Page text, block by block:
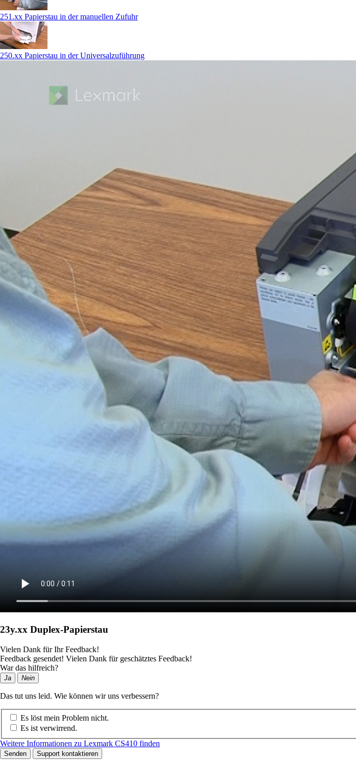
251.xx Papierstau in der manuellen Zufuhr
250.xx Papierstau in der Universalzuführung
23y.xx Duplex-Papierstau
Vielen Dank für Ihr Feedback!
Feedback gesendet! Vielen Dank für geschätztes Feedback!
War das hilfreich?
Ja Nein
Das tut uns leid. Wie können wir uns verbessern?
Es löst mein Problem nicht.
Es ist verwirrend.
Weitere Informationen zu Lexmark CS410 finden
Senden Support kontaktieren